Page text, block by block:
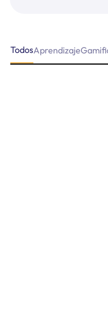
Aprendizaje
Todos